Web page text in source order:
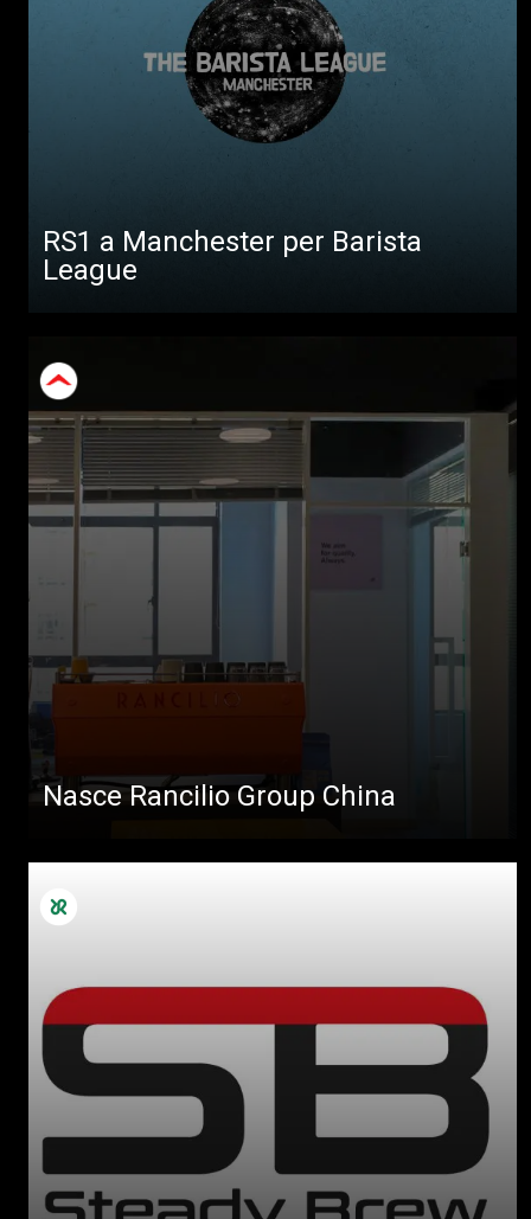
RS1 a Manchester per Barista
League
Nasce Rancilio Group China